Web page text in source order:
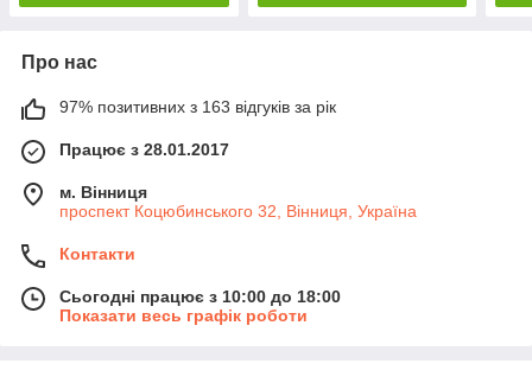
Про нас
97% позитивних з 163 відгуків за рік
Працює з 28.01.2017
м. Вінниця
проспект Коцюбинського 32, Вінниця, Україна
Контакти
Сьогодні працює з 10:00 до 18:00
Показати весь графік роботи